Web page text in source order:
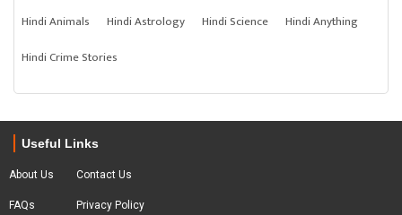
Hindi Animals
Hindi Astrology Hindi Science
Hindi Anything
Hindi Crime Stories
Useful Links
About Us
FAQs
Contact Us
Privacy Policy